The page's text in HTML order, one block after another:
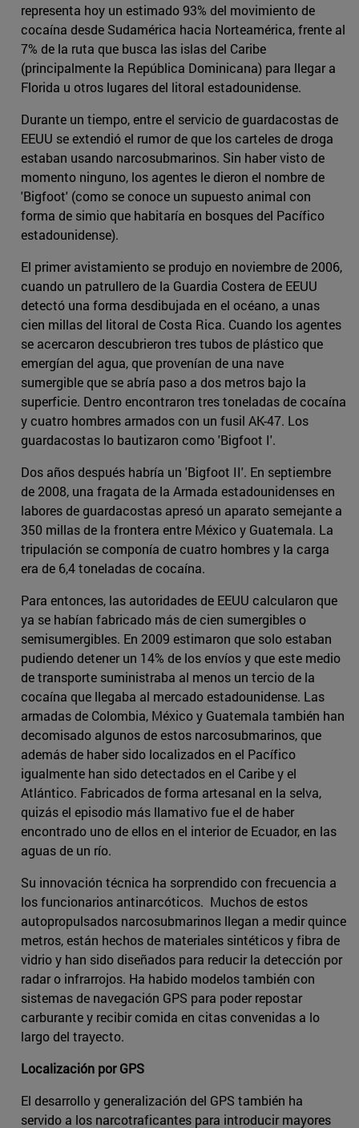
representa hoy un estimado 93% del movimiento de
cocaína desde Sudamérica hacia Norteamérica, frente al
7% de la ruta que busca las islas del Caribe
(principalmente la República Dominicana) para llegar a
Florida u otros lugares del litoral estadounidense.
Durante un tiempo, entre el servicio de guardacostas de
EEUU se extendió el rumor de que los carteles de droga
estaban usando narcosubmarinos. Sin haber visto de
momento ninguno, los agentes le dieron el nombre de
'Bigfoot' (como se conoce un supuesto animal con
forma de simio que habitaría en bosques del Pacífico
estadounidense).
El primer avistamiento se produjo en noviembre de 2006,
cuando un patrullero de la Guardia Costera de EEUU
detectó una forma desdibujada en el océano, a unas
cien millas del litoral de Costa Rica. Cuando los agentes
se acercaron descubrieron tres tubos de plástico que
emergían del agua, que provenían de una nave
sumergible que se abría paso a dos metros bajo la
superficie. Dentro encontraron tres toneladas de cocaína
y cuatro hombres armados con un fusil AK-47. Los
guardacostas lo bautizaron como 'Bigfoot I'.
Dos años después habría un 'Bigfoot II'. En septiembre
de 2008, una fragata de la Armada estadounidenses en
labores de guardacostas apresó un aparato semejante a
350 millas de la frontera entre México y Guatemala. La
tripulación se componía de cuatro hombres y la carga
era de 6,4 toneladas de cocaína.
Para entonces, las autoridades de EEUU calcularon que
ya se habían fabricado más de cien sumergibles o
semisumergibles. En 2009 estimaron que solo estaban
pudiendo detener un 14% de los envíos y que este medio
de transporte suministraba al menos un tercio de la
cocaína que llegaba al mercado estadounidense. Las
armadas de Colombia, México y Guatemala también han
decomisado algunos de estos narcosubmarinos, que
además de haber sido localizados en el Pacífico
igualmente han sido detectados en el Caribe y el
Atlántico. Fabricados de forma artesanal en la selva,
quizás el episodio más llamativo fue el de haber
encontrado uno de ellos en el interior de Ecuador, en las
aguas de un río.
Su innovación técnica ha sorprendido con frecuencia a
los funcionarios antinarcóticos. Muchos de estos
autopropulsados narcosubmarinos llegan a medir quince
metros, están hechos de materiales sintéticos y fibra de
vidrio y han sido diseñados para reducir la detección por
radar o infrarrojos. Ha habido modelos también con
sistemas de navegación GPS para poder repostar
carburante y recibir comida en citas convenidas a lo
largo del trayecto.
Localización por GPS
El desarrollo y generalización del GPS también ha
servido a los narcotraficantes para introducir mayores